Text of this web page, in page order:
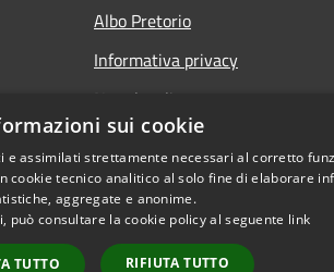
Albo Pretorio
Informativa privacy
Note legali
Dichiarazione di accessibilità
Attuazione PNRR
sui cookie
e assimilati strettamente necessari al corretto
cookie tecnico analitico al solo fine di elaborare
aggregate e anonime.
può consultare la cookie policy al seguente link
TUTTO RIFIUTA TUTTO